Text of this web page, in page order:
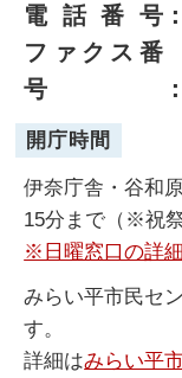
電話番号
ファクス番
号
開庁時間
伊奈庁舎・谷和
15分まで（※祝祭
※日曜窓口の詳
みらい平市民セ
す。
詳細はみらい平